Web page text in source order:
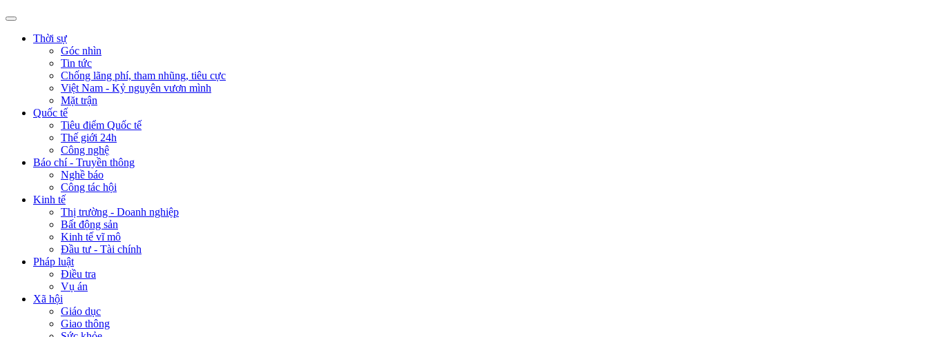
Thời sự
Góc nhìn
Tin tức
Chống lãng phí, tham nhũng, tiêu cực
Việt Nam - Kỷ nguyên vươn mình
Mặt trận
Quốc tế
Tiêu điểm Quốc tế
Thế giới 24h
Công nghệ
Báo chí - Truyền thông
Nghề báo
Công tác hội
Kinh tế
Thị trường - Doanh nghiệp
Bất động sản
Kinh tế vĩ mô
Đầu tư - Tài chính
Pháp luật
Điều tra
Vụ án
Xã hội
Giáo dục
Giao thông